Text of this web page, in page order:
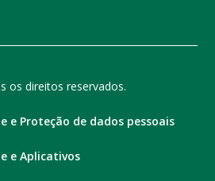
os direitos reservados.
e Proteção de dados pessoais
e Aplicativos